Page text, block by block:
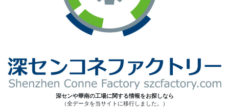
深センや華南の工場に関する情報をお探しなら
（全データを当サイトに移行しました。）